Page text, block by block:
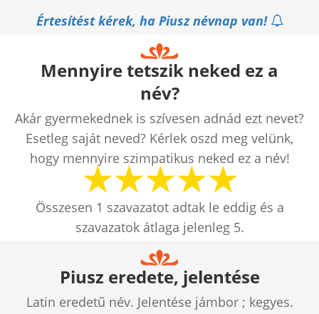
Értesítést kérek, ha Piusz névnap van!
Mennyire tetszik neked ez a
név?
Akár gyermekednek is szívesen adnád ezt nevet?
Esetleg saját neved? Kérlek oszd meg velünk,
hogy mennyire szimpatikus neked ez a név!
Összesen 1 szavazatot adtak le eddig és a
szavazatok átlaga jelenleg 5.
Piusz eredete, jelentése
Latin eredetű név. Jelentése jámbor ; kegyes.